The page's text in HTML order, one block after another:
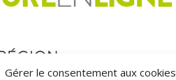
Gérer le consentement aux cookies